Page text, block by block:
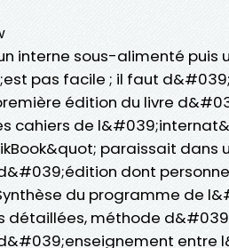
interne sous-alimenté puis
pas facile ; il faut
édition du livre
cahiers de
paraissait dans
dont
du programme de
détaillées, méthode
entre